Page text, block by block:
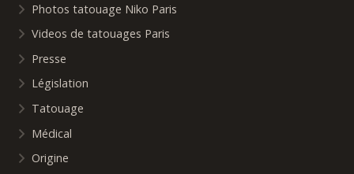
Photos tatouage Niko Paris
Videos de tatouages Paris
Presse
Législation
Tatouage
Médical
Origine